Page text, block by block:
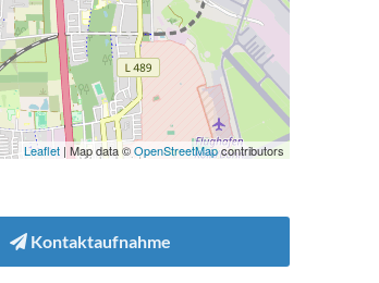
Leaflet| Map data ©OpenStreetMapcontributors
Kontaktaufnahme